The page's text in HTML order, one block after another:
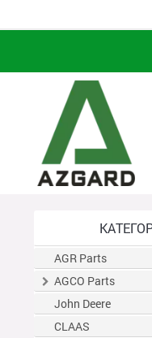
AGR Parts
AGCO Parts
John Deere
CLAAS